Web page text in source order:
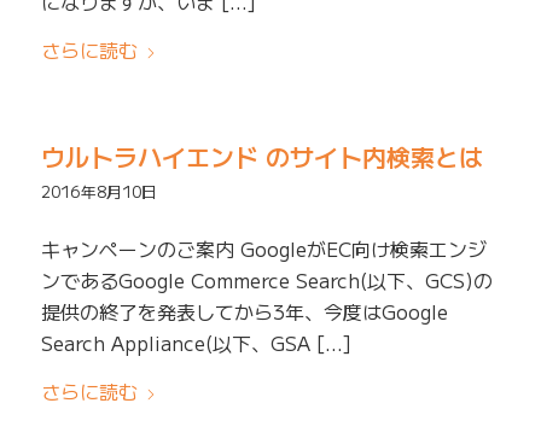
さらに読む
ウルトラハイエンド のサイト内検索とは
2016年8月10日
キャンペーンのご案内 GoogleがEC向け検索エンジ
ンであるGoogle Commerce Search(以下、GCS)の
提供の終了を発表してから3年、今度はGoogle
Search Appliance(以下、GSA […]
さらに読む